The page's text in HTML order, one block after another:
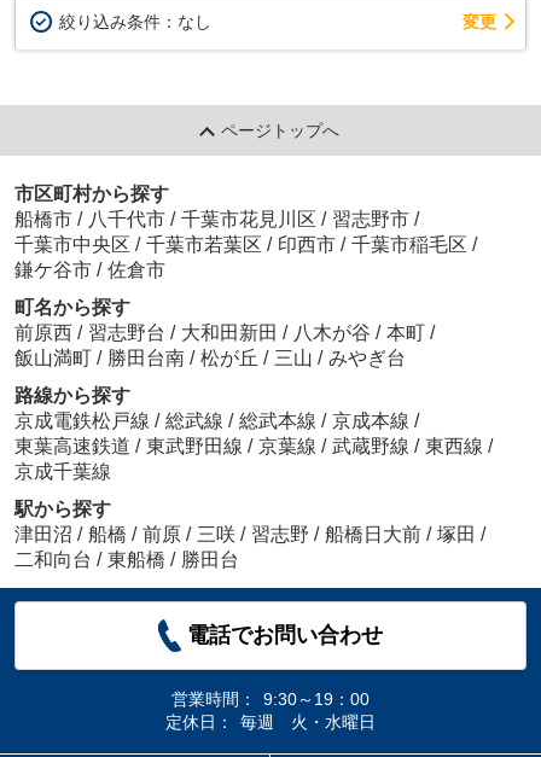
絞り込み条件： なし 変更
ページトップへ
市区町村から探す
船橋市 / 八千代市 / 千葉市花見川区 / 習志野市 /
千葉市中央区 / 千葉市若葉区 / 印西市 / 千葉市稲毛区 /
鎌ケ谷市 / 佐倉市
町名から探す
前原西 / 習志野台 / 大和田新田 / 八木が谷 / 本町 /
飯山満町 / 勝田台南 / 松が丘 / 三山 / みやぎ台
路線から探す
京成電鉄松戸線 / 総武線 / 総武本線 / 京成本線 /
東葉高速鉄道 / 東武野田線 / 京葉線 / 武蔵野線 / 東西線 /
京成千葉線
駅から探す
津田沼 / 船橋 / 前原 / 三咲 / 習志野 / 船橋日大前 / 塚田 /
二和向台 / 東船橋 / 勝田台
電話でお問い合わせ
営業時間：
9:30～19：00
定休日：
毎週 火・水曜日